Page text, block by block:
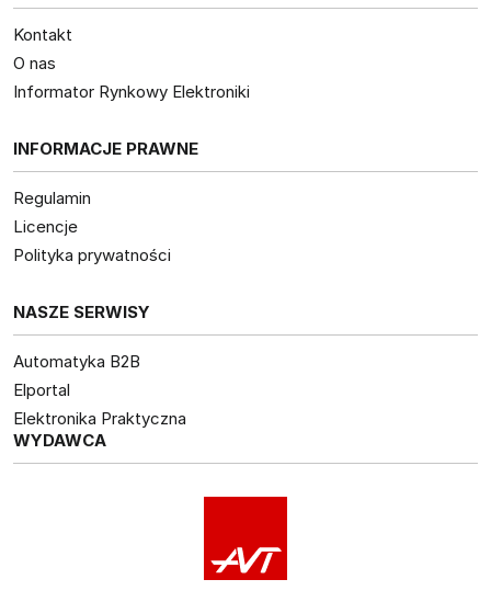
Kontakt
O nas
Informator Rynkowy Elektroniki
INFORMACJE PRAWNE
Regulamin
Licencje
Polityka prywatności
NASZE SERWISY
Automatyka B2B
Elportal
Elektronika Praktyczna
WYDAWCA